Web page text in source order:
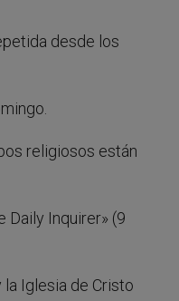
desde los
religiosos están
Daily Inquirer» (9
Iglesia de Cristo